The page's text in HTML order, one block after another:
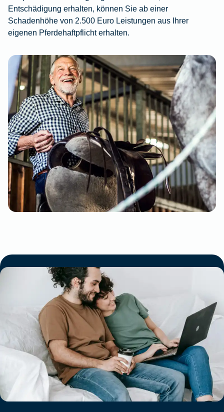
Entschädigung erhalten, können Sie ab einer
Schadenhöhe von 2.500 Euro Leistungen aus Ihrer
eigenen Pferdehaftpflicht erhalten.